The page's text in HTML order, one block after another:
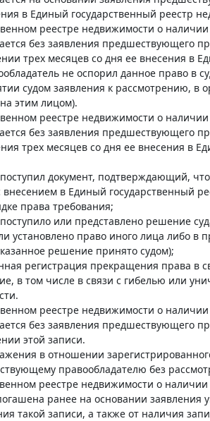
в Единый государственный реестр
реестре недвижимости о
без заявления предшествующего
трех месяцев со дня ее внесения в
не оспорил данное право в
судом заявления к рассмотрению, в
этим лицом).
реестре недвижимости о
без заявления предшествующего
трех месяцев со дня ее внесения в
документ, подтверждающий,
внесением в Единый государственный
права требования;
или представлено решение
установлено право иного лица либо в
решение принято судом);
регистрация прекращения права в
в том числе в связи с гибелью или
реестре недвижимости о
без заявления предшествующего
этой записи.
в отношении
правообладателю без
реестре недвижимости о
ранее на основании заявления
такой записи, а также от наличия